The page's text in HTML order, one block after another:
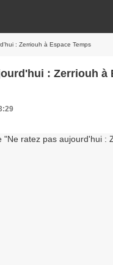
: Zerriouh à Espace Temps
: Zerriouh à